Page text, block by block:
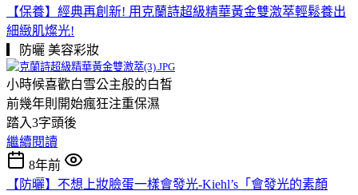
【保養】經典再創新! 用克蘭詩超級精華黃金雙激萃輕鬆養出
細緻肌燦光!
▎防曬 美容彩妝
小時候喜歡白雪公主般的白皙
前幾年則開始瘋狂注重保濕
踏入3字頭後
繼續閱讀
8年前
【防曬】不想上妝臉蛋一樣會發光-Kiehl’s「會發光的素顏